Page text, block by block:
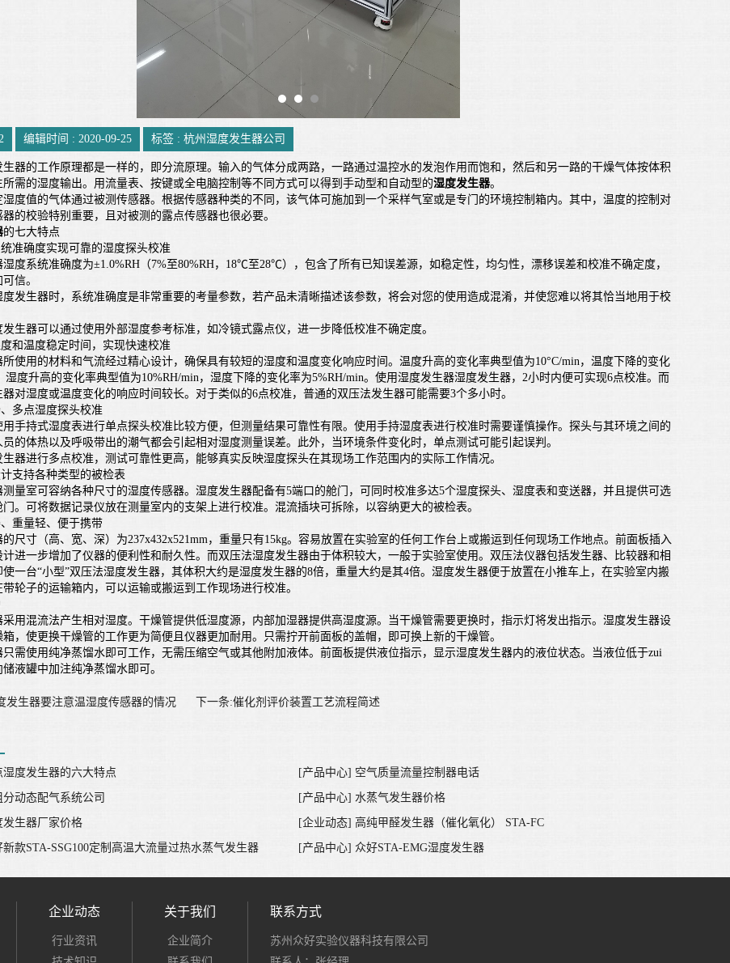
编辑时间 : 2020-09-25 标签 : 杭州湿度发生器公司
的工作原理都是一样的，即分流原理。输入的气体分成两路，一路通过温控水的发泡作用而饱和，然后和另一路的干燥气体按体积
所需的湿度输出。用流量表、按键或全电脑控制等不同方式可以得到手动型和自动型的湿度发生器。
值的气体通过被测传感器。根据传感器种类的不同，该气体可施加到一个采样气室或是专门的环境控制箱内。其中，温度的控制对
的校验特别重要，且对被测的露点传感器也很必要。
的七大特点
确度实现可靠的湿度探头校准
系统准确度为±1.0%RH（7%至80%RH，18℃至28℃），包含了所有已知误差源，如稳定性，均匀性，漂移误差和校准不确定度，
信。
生器时，系统准确度是非常重要的考量参数，若产品未清晰描述该参数，将会对您的使用造成混淆，并使您难以将其恰当地用于校
器可以通过使用外部湿度参考标准，如冷镜式露点仪，进一步降低校准不确定度。
温度稳定时间，实现快速校准
用的材料和气流经过精心设计，确保具有较短的湿度和温度变化响应时间。温度升高的变化率典型值为10°C/min，温度下降的变化
湿度升高的变化率典型值为10%RH/min，湿度下降的变化率为5%RH/min。使用湿度发生器湿度发生器，2小时内便可实现6点校准。而
对湿度或温度变化的响应时间较长。对于类似的6点校准，普通的双压法发生器可能需要3个多小时。
点湿度探头校准
持式湿度表进行单点探头校准比较方便，但测量结果可靠性有限。使用手持湿度表进行校准时需要谨慎操作。探头与其环境之间的
的体热以及呼吸带出的潮气都会引起相对湿度测量误差。此外，当环境条件变化时，单点测试可能引起误判。
进行多点校准，测试可靠性更高，能够真实反映湿度探头在其现场工作范围内的实际工作情况。
持各种类型的被检表
室可容纳各种尺寸的湿度传感器。湿度发生器配备有5端口的舱门，可同时校准多达5个湿度探头、湿度表和变送器，并且提供可选
。可将数据记录仪放在测量室内的支架上进行校准。混流插块可拆除，以容纳更大的被检表。
量轻、便于携带
寸（高、宽、深）为237x432x521mm，重量只有15kg。容易放置在实验室的任何工作台上或搬运到任何现场工作地点。前面板插入
计进一步增加了仪器的便利性和耐久性。而双压法湿度发生器由于体积较大，一般于实验室使用。双压法仪器包括发生器、比较器和相
一台“小型”双压法湿度发生器，其体积大约是湿度发生器的8倍，重量大约是其4倍。湿度发生器便于放置在小推车上，在实验室内搬
轮子的运输箱内，可以运输或搬运到工作现场进行校准。
混流法产生相对湿度。干燥管提供低湿度源，内部加湿器提供高湿度源。当干燥管需要更换时，指示灯将发出指示。湿度发生器设
，使更换干燥管的工作更为简便且仪器更加耐用。只需拧开前面板的盖帽，即可换上新的干燥管。
使用纯净蒸馏水即可工作，无需压缩空气或其他附加液体。前面板提供液位指示，显示湿度发生器内的液位状态。当液位低于zui
液罐中加注纯净蒸馏水即可。
发生器要注意温湿度传感器的情况 下一条:催化剂评价装置工艺流程简述
度发生器的六大特点 [产品中心] 空气质量流量控制器电话
动态配气系统公司 [产品中心] 水蒸气发生器价格
生器厂家价格 [企业动态] 高纯甲醛发生器（催化氧化） STA-FC
款STA-SSG100定制高温大流量过热水蒸气发生器 [产品中心] 众好STA-EMG湿度发生器
企业动态
行业资讯
关于我们
企业简介
联系方式
苏州众好实验仪器科技有限公司